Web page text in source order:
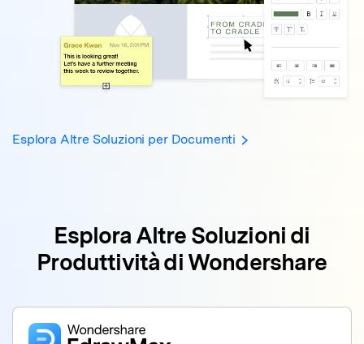
Esplora Altre Soluzioni per Documenti
Esplora Altre Soluzioni di
Produttività di Wondershare